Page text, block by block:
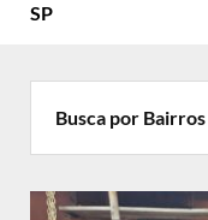
SP
Busca por Bairros